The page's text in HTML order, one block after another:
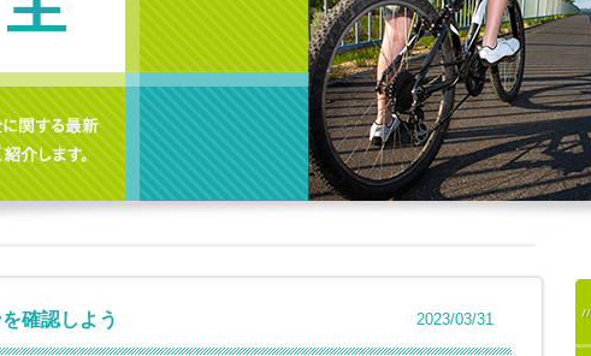
確認しよう 2023/03/31